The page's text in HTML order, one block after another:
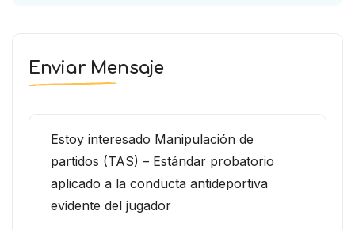
Enviar Mensaje